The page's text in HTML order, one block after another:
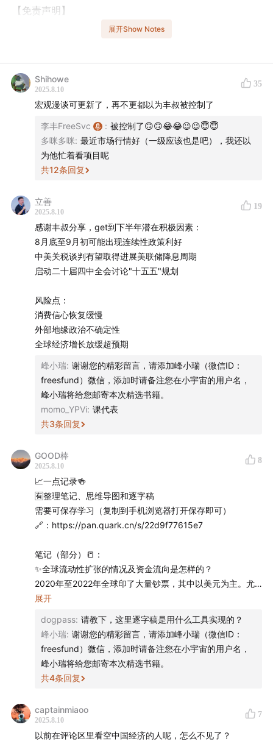
【免责声明】
【内容索引】
2020到2022年，美联储、欧洲央行、日本央行与
英国央行的资产负债表合计扩张约 11.8 万亿美元。到
美国资本市场，并且更多地配置在股票上。
今年上半年，中国香港资本市场的增量资金主要来
自内地南向资金的持续流入，以及外资的被动配置增长。
上周，主动配置型外资基金在港股首次出现净流
443亿美元（约3455.4亿港元）买入中港资产。其中，流
入中港资产的资金以欧美投资基金居多，较显著部分是经
香港买内地债券。
人民币、港币与美元的汇率波动，将对资本市场产
生什么影响？
什么推动了上半年A股中银行股的上涨？
生影响？
在中美欧之间，谁的经济表现相对其他两个经济体更
好，谁就能在资金吸引力上占据上风；反之，如果谁的经
济表现相对落后，其吸引资金的速度就会更慢。
上半年，美国的股市与经济数据表现如何？
美国当前的劳动力市场与中国有相似之处，都存在
就业供给与就业需求之间的不匹配。
从中国广义服务业来看，除去高技术附加值服务
业，至少会有一半从业者是接受过高等教育的。目前，我
们仍处于刚开始转型的阶段。
业获取资源成本过低，进而导致资源的“软约束”。
如果中国未在2015年前后启动“去产能、去库存”，
展开Show Notes
Shihowe
2025.8.10
35
宏观漫谈可更新了，再不更都以为丰叔被控制了
李丰FreeSvc : 被控制了🙃🙃😂😂😉😉😇😇
多咪多咪: 最近市场行情好（一级应该也是吧），我还以
为他忙着看项目呢
共12条回复
立善
2025.8.10
19
感谢丰叔分享，get到下半年潜在积极因素：
8月底至9月初可能出现连续性政策利好
中美关税谈判有望取得进展美联储降息周期
启动二十届四中全会讨论"十五五"规划
风险点：
消费信心恢复缓慢
外部地缘政治不确定性
全球经济增长放缓超预期
峰小瑞: 谢谢您的精彩留言，请添加峰小瑞（微信ID：
freesfund）微信，添加时请备注您在小宇宙的用户名，
峰小瑞将给您邮寄本次精选书籍。
momo_YPVi: 课代表
共3条回复
GOOD棒
2025.8.10
8
📈一点记录🍻
🈶️整理笔记、思维导图和逐字稿
需要可保存学习（复制到手机浏览器打开保存即可）
🔗：https://pan.quark.cn/s/22d9f77615e7
笔记（部分）📒：
✨全球流动性扩张的情况及资金流向是怎样的？
2020年至2022年全球印了大量钞票，其中以美元为主。尤
其在2022年第二季度开始，大量资金流向了美国市场，且更
✨对于未来的资本市场变化有哪些预期？
预计从八月底或九月初开始，可能会看到连续积极的变化，
这将有助于提升消费信心，并可能对A股和港股产生正面影
响。同时，美元降息、人民币汇率等因素也将对资本市场产
✨对于净流入3000多亿港币到内地的情况，这些资金是如何
展开
dogpass: 请教下，这里逐字稿是用什么工具实现的？
峰小瑞: 谢谢您的精彩留言，请添加峰小瑞（微信ID：
freesfund）微信，添加时请备注您在小宇宙的用户名，
峰小瑞将给您邮寄本次精选书籍。
共4条回复
captainmiaoo
2025.8.10
7
以前在评论区里看空中国经济的人呢，怎么不见了？